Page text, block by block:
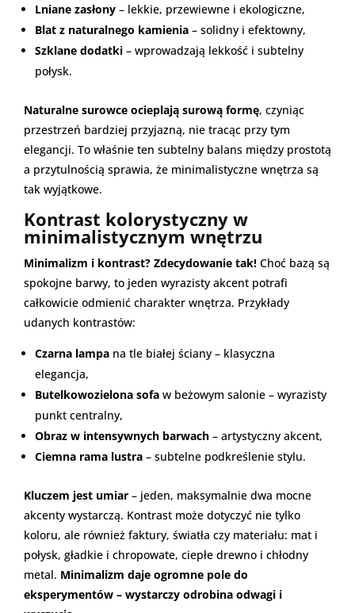
Lniane zasłony – lekkie, przewiewne i ekologiczne,
Blat z naturalnego kamienia – solidny i efektowny,
Szklane dodatki – wprowadzają lekkość i subtelny
połysk.
Naturalne surowce ocieplają surową formę, czyniąc
przestrzeń bardziej przyjazną, nie tracąc przy tym
elegancji. To właśnie ten subtelny balans między prostotą
a przytulnością sprawia, że minimalistyczne wnętrza są
tak wyjątkowe.
Kontrast kolorystyczny w
minimalistycznym wnętrzu
Minimalizm i kontrast? Zdecydowanie tak! Choć bazą są
spokojne barwy, to jeden wyrazisty akcent potrafi
całkowicie odmienić charakter wnętrza. Przykłady
udanych kontrastów:
Czarna lampa na tle białej ściany – klasyczna
elegancja,
Butelkowozielona sofa w beżowym salonie – wyrazisty
punkt centralny,
Obraz w intensywnych barwach – artystyczny akcent,
Ciemna rama lustra – subtelne podkreślenie stylu.
Kluczem jest umiar – jeden, maksymalnie dwa mocne
akcenty wystarczą. Kontrast może dotyczyć nie tylko
koloru, ale również faktury, światła czy materiału: mat i
połysk, gładkie i chropowate, ciepłe drewno i chłodny
metal. Minimalizm daje ogromne pole do
eksperymentów – wystarczy odrobina odwagi i